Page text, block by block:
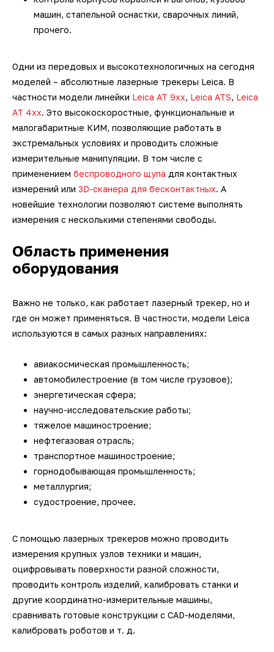
машин, стапельной оснастки, сварочных линий,
прочего.
Одни из передовых и высокотехнологичных на сегодня
моделей – абсолютные лазерные трекеры Leica. В
частности модели линейки Leica AT 9xx, Leica ATS, Leica
AT 4xx. Это высокоскоростные, функциональные и
малогабаритные КИМ, позволяющие работать в
экстремальных условиях и проводить сложные
измерительные манипуляции. В том числе с
применением беспроводного щупа для контактных
измерений или 3D-сканера для бесконтактных. А
новейшие технологии позволяют системе выполнять
измерения с несколькими степенями свободы.
Область применения
оборудования
Важно не только, как работает лазерный трекер, но и
где он может применяться. В частности, модели Leica
используются в самых разных направлениях:
авиакосмическая промышленность;
автомобилестроение (в том числе грузовое);
энергетическая сфера;
научно-исследовательские работы;
тяжелое машиностроение;
нефтегазовая отрасль;
транспортное машиностроение;
горнодобывающая промышленность;
металлургия;
судостроение, прочее.
С помощью лазерных трекеров можно проводить
измерения крупных узлов техники и машин,
оцифровывать поверхности разной сложности,
проводить контроль изделий, калибровать станки и
другие координатно-измерительные машины,
сравнивать готовые конструкции с CAD-моделями,
калибровать роботов и т. д.
3D-сканеры для трекеров
ПО ESI Additive Manufacturing
ПО TubeShaper
ПО GOM